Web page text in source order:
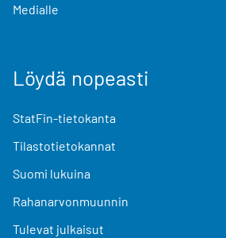
Medialle
Löydä nopeasti
StatFin-tietokanta
Tilastotietokannat
Suomi lukuina
Rahanarvonmuunnin
Tulevat julkaisut